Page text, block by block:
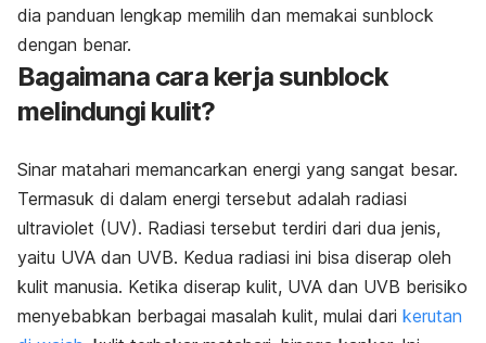
dia panduan lengkap memilih dan memakai sunblock
dengan benar.
Bagaimana cara kerja sunblock
melindungi kulit?
Sinar matahari memancarkan energi yang sangat besar.
Termasuk di dalam energi tersebut adalah radiasi
ultraviolet (UV). Radiasi tersebut terdiri dari dua jenis,
yaitu UVA dan UVB. Kedua radiasi ini bisa diserap oleh
kulit manusia. Ketika diserap kulit, UVA dan UVB berisiko
menyebabkan berbagai masalah kulit, mulai dari kerutan